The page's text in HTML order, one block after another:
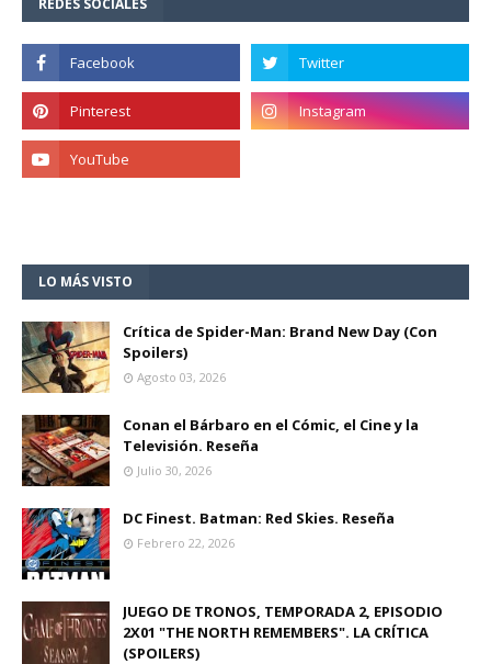
REDES SOCIALES
LO MÁS VISTO
Crítica de Spider-Man: Brand New Day (Con
Spoilers)
Agosto 03, 2026
Conan el Bárbaro en el Cómic, el Cine y la
Televisión. Reseña
Julio 30, 2026
DC Finest. Batman: Red Skies. Reseña
Febrero 22, 2026
JUEGO DE TRONOS, TEMPORADA 2, EPISODIO
2X01 "THE NORTH REMEMBERS". LA CRÍTICA
(SPOILERS)